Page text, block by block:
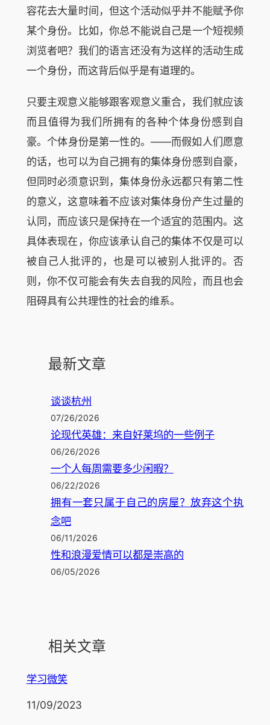
容花去大量时间，但这个活动似乎并不能赋予你
某个身份。比如，你总不能说自己是一个短视频
浏览者吧？我们的语言还没有为这样的活动生成
一个身份，而这背后似乎是有道理的。
只要主观意义能够跟客观意义重合，我们就应该
而且值得为我们所拥有的各种个体身份感到自
豪。个体身份是第一性的。——而假如人们愿意
的话，也可以为自己拥有的集体身份感到自豪，
但同时必须意识到，集体身份永远都只有第二性
的意义，这意味着不应该对集体身份产生过量的
认同，而应该只是保持在一个适宜的范围内。这
具体表现在，你应该承认自己的集体不仅是可以
被自己人批评的，也是可以被别人批评的。否
则，你不仅可能会有失去自我的风险，而且也会
阻碍具有公共理性的社会的维系。
最新文章
谈谈杭州
07/26/2026
论现代英雄：来自好莱坞的一些例子
06/26/2026
一个人每周需要多少闲暇？
06/22/2026
拥有一套只属于自己的房屋？放弃这个执
念吧
06/11/2026
性和浪漫爱情可以都是崇高的
06/05/2026
相关文章
学习微笑
日期
11/09/2023